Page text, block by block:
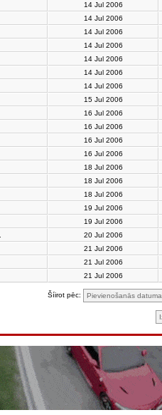
14 Jul 2006
14 Jul 2006
14 Jul 2006
14 Jul 2006
14 Jul 2006
14 Jul 2006
14 Jul 2006
15 Jul 2006
16 Jul 2006
16 Jul 2006
16 Jul 2006
16 Jul 2006
18 Jul 2006
18 Jul 2006
18 Jul 2006
19 Jul 2006
19 Jul 2006
20 Jul 2006
21 Jul 2006
21 Jul 2006
21 Jul 2006
Šíirot pēc: